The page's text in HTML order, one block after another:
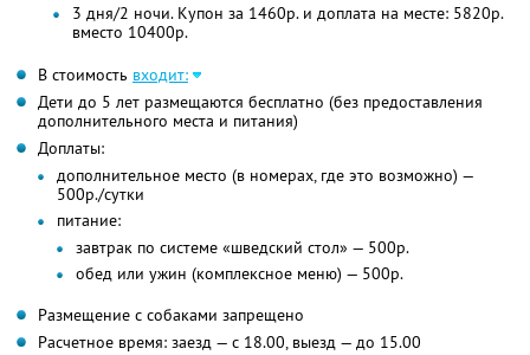
3 дня/2 ночи. Купон за 1460р. и доплата на месте: 5820р.
вместо 10400р.
В стоимость входит:
Дети до 5 лет размещаются бесплатно (без предоставления
дополнительного места и питания)
Доплаты:
дополнительное место (в номерах, где это возможно) —
500р./сутки
питание:
завтрак по системе «шведский стол» — 500р.
обед или ужин (комплексное меню) — 500р.
Размещение с собаками запрещено
Расчетное время: заезд — с 18.00, выезд — до 15.00